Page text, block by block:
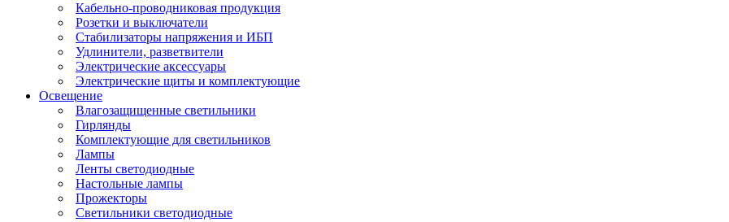
Кабельно-проводниковая продукция
Розетки и выключатели
Стабилизаторы напряжения и ИБП
Удлинители, разветвители
Электрические аксессуары
Электрические щиты и комплектующие
Освещение
Влагозащищенные светильники
Гирлянды
Комплектующие для светильников
Лампы
Ленты светодиодные
Настольные лампы
Прожекторы
Светильники светодиодные